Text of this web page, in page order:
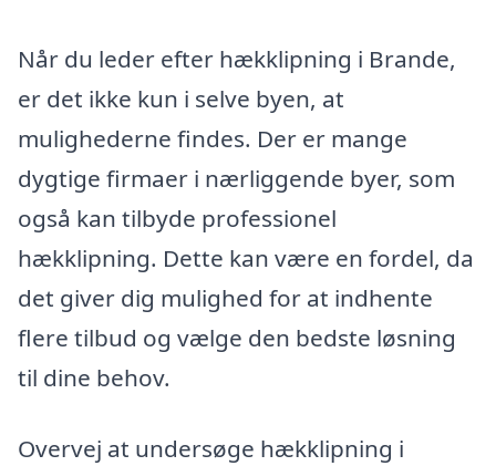
Når du leder efter hækklipning i Brande,
er det ikke kun i selve byen, at
mulighederne findes. Der er mange
dygtige firmaer i nærliggende byer, som
også kan tilbyde professionel
hækklipning. Dette kan være en fordel, da
det giver dig mulighed for at indhente
flere tilbud og vælge den bedste løsning
til dine behov.
Overvej at undersøge hækklipning i